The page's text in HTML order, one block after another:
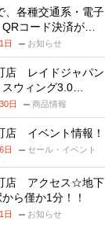
、各種交通系・電子
コード決済が…
日 お知らせ
店 レイドジャパン
スウィング3.0…
日 商品情報
店 イベント情報！
日 セール・イベント
店 アクセス☆地下
ら僅か1分！！
日 お知らせ